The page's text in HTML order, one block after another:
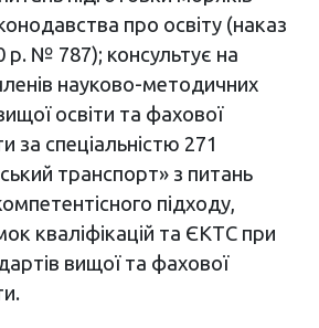
про освіту (наказ
р. № 787); консультує на
науково-методичних
освіти та фахової
за спеціальністю 271
транспорт» з питань
підходу,
кваліфікацій та ЄКТС при
вищої та фахової